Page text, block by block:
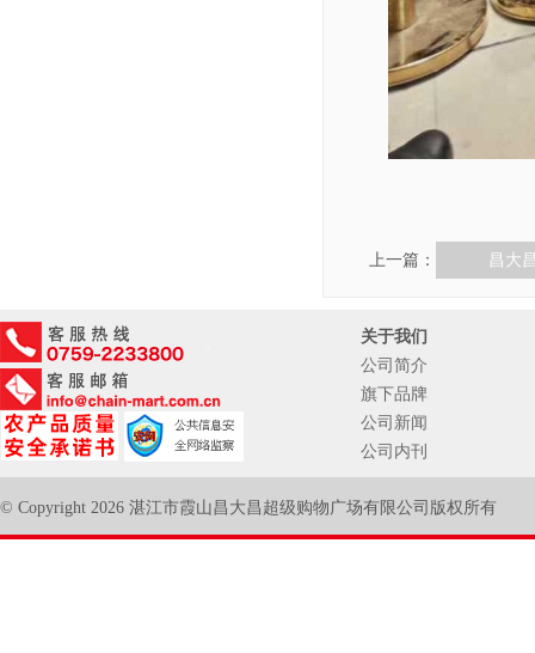
上一篇： 昌大
关于我们
公司简介
旗下品牌
公司新闻
公司内刊
© Copyright 2026 湛江市霞山昌大昌超级购物广场有限公司版权所有